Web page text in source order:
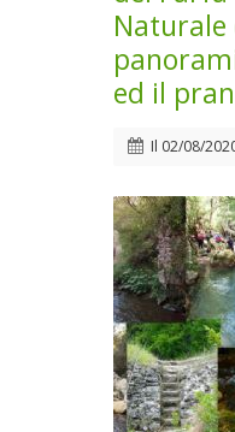
Naturale
ed il
Il 02/08/